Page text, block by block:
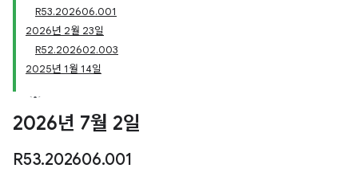
R53.202606.001
2026년 2월 23일
R52.202602.003
2025년 1월 14일
2026년 7월 2일
R53.202606.001